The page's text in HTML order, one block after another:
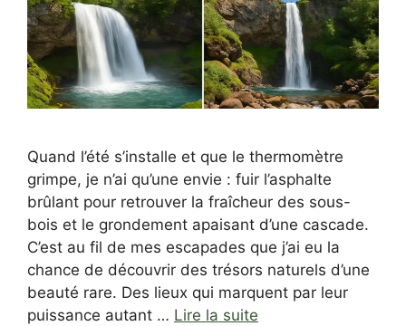
Quand l’été s’installe et que le thermomètre
grimpe, je n’ai qu’une envie : fuir l’asphalte
brûlant pour retrouver la fraîcheur des sous-
bois et le grondement apaisant d’une cascade.
C’est au fil de mes escapades que j’ai eu la
chance de découvrir des trésors naturels d’une
beauté rare. Des lieux qui marquent par leur
puissance autant … Lire la suite